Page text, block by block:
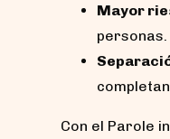
Mayor
personas.
Con el Parole